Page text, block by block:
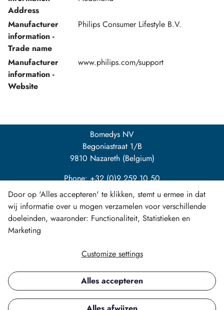
Address
Manufacturer
information -
Trade name
Philips Consumer Lifestyle B.V.
Manufacturer
information -
Website
www.philips.com/support
Bomedys NV
Begoniastraat 1/B
9810 Nazareth (Belgium)
Phone: +32 (0)9 259 10 50
info@bomedys.be
Copyright ©
Door op 'Alles accepteren' te klikken, stemt u ermee in dat
wij informatie over u mogen verzamelen voor verschillende
doeleinden, waaronder: Functionaliteit, Statistieken en
Marketing
Customize settings
Alles accepteren